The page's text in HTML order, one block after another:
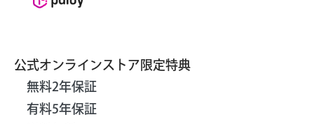
公式オンラインストア限定特典
無料2年保証
有料5年保証